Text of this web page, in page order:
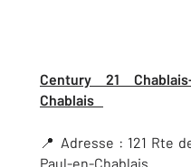
Century 21
Chablais
📍 Adresse : 121 Rte
Paul-en-Chablais